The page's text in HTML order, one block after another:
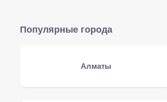
Популярные города
Алматы